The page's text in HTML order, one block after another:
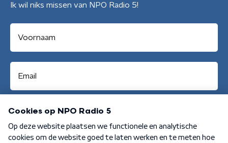
Ik wil niks missen van NPO Radio 5!
Aanmelden